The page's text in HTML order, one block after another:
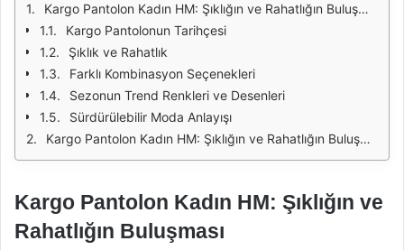
Kargo Pantolon Kadın HM: Şıklığın ve Rahatlığın Buluşması
Kargo Pantolonun Tarihçesi
Şıklık ve Rahatlık
Farklı Kombinasyon Seçenekleri
Sezonun Trend Renkleri ve Desenleri
Sürdürülebilir Moda Anlayışı
Kargo Pantolon Kadın HM: Şıklığın ve Rahatlığın Buluşması
Kargo Pantolon Kadın HM: Şıklığın ve
Rahatlığın Buluşması